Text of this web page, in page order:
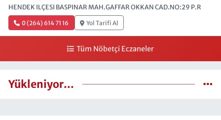
HENDEK ILÇESI BASPINAR MAH.GAFFAR OKKAN CAD.NO:29 P.R
0 (264) 614 71 16 Yol Tarifi Al
Tüm Nöbetçi Eczaneler
Yükleniyor...